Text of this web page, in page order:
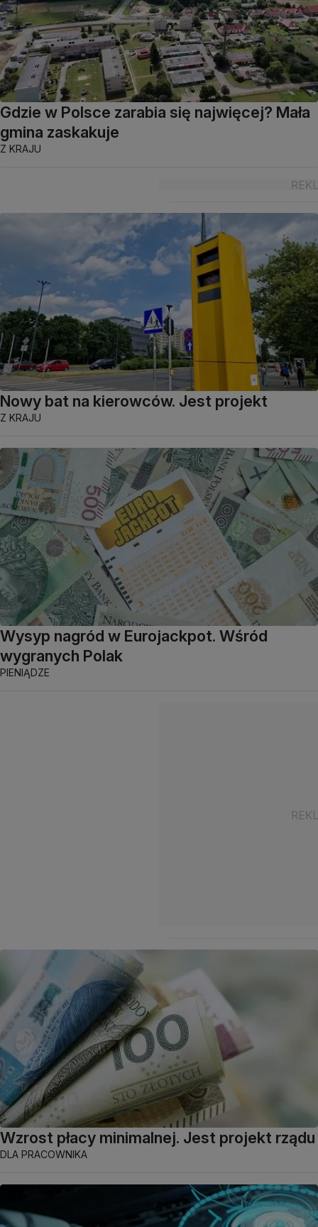
Gdzie w Polsce zarabia się najwięcej? Mała
gmina zaskakuje
Z KRAJU
Nowy bat na kierowców. Jest projekt
Z KRAJU
Wysyp nagród w Eurojackpot. Wśród
wygranych Polak
PIENIĄDZE
Wzrost płacy minimalnej. Jest projekt rządu
DLA PRACOWNIKA